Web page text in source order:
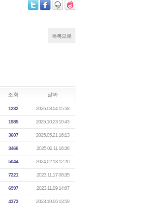
목록으로
조회 날짜
1232 2026.03.04 15:58
1985 2025.10.23 10:43
3607 2025.05.21 16:13
3466 2025.02.11 16:36
5044 2024.02.13 12:20
7221 2023.11.17 08:35
6997 2023.11.09 14:07
4373 2023.10.06 13:59